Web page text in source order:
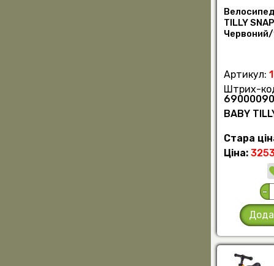
TILLY
Артикул:
Штрих-
BABY
Стара
Ціна:
-